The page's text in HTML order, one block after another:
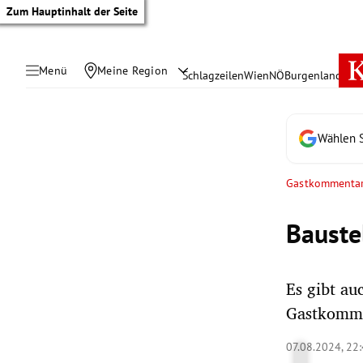
Zum Hauptinhalt der Seite
Menü Meine Region SchlagzeilenWienNÖBurgenland
Wählen
Es gibt
07.08.2024,